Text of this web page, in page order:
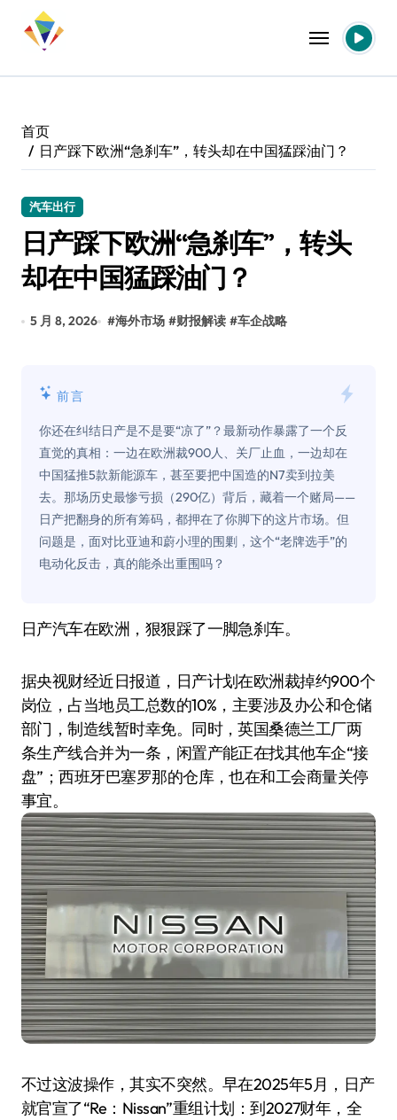
首页
日产踩下欧洲“急刹车”，转头却在中国猛踩油门？
汽车出行
日产踩下欧洲“急刹车”，转头
却在中国猛踩油门？
5 月 8, 2026 #海外市场 #财报解读 #车企战略
前言
你还在纠结日产是不是要“凉了”？最新动作暴露了一个反
直觉的真相：一边在欧洲裁900人、关厂止血，一边却在
中国猛推5款新能源车，甚至要把中国造的N7卖到拉美
去。那场历史最惨亏损（290亿）背后，藏着一个赌局——
日产把翻身的所有筹码，都押在了你脚下的这片市场。但
问题是，面对比亚迪和蔚小理的围剿，这个“老牌选手”的
电动化反击，真的能杀出重围吗？
日产汽车在欧洲，狠狠踩了一脚急刹车。
据央视财经近日报道，日产计划在欧洲裁掉约900个
岗位，占当地员工总数的10%，主要涉及办公和仓储
部门，制造线暂时幸免。同时，英国桑德兰工厂两
条生产线合并为一条，闲置产能正在找其他车企“接
盘”；西班牙巴塞罗那的仓库，也在和工会商量关停
事宜。
不过这波操作，其实不突然。早在2025年5月，日产
就官宣了“Re：Nissan”重组计划：到2027财年，全